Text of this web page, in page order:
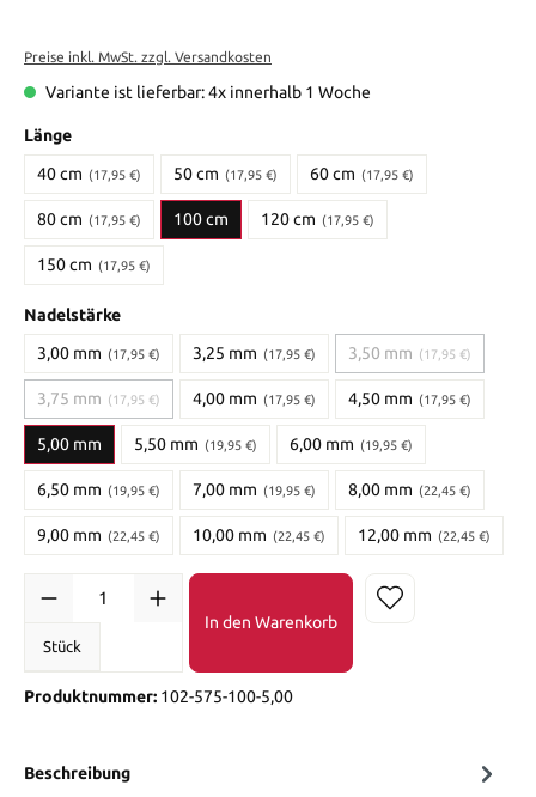
Preise inkl. MwSt. zzgl. Versandkosten
Variante ist lieferbar: 4x innerhalb 1 Woche
Länge
40 cm (17,95 €) 50 cm (17,95 €) 60 cm (17,95 €)
80 cm (17,95 €) 100 cm 120 cm (17,95 €)
150 cm (17,95 €)
Nadelstärke
3,00 mm (17,95 €) 3,25 mm (17,95 €) 3,50 mm (17,95 €)
3,75 mm (17,95 €) 4,00 mm (17,95 €) 4,50 mm (17,95 €)
5,00 mm 5,50 mm (19,95 €) 6,00 mm (19,95 €)
6,50 mm (19,95 €) 7,00 mm (19,95 €) 8,00 mm (22,45 €)
9,00 mm (22,45 €) 10,00 mm (22,45 €) 12,00 mm (22,45 €)
Stück
In den Warenkorb
Produktnummer: 102-575-100-5,00
Beschreibung